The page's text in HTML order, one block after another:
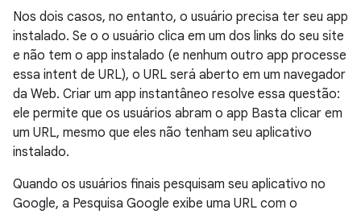
Nos dois casos, no entanto, o usuário precisa ter seu app
instalado. Se o o usuário clica em um dos links do seu site
e não tem o app instalado (e nenhum outro app processe
essa intent de URL), o URL será aberto em um navegador
da Web. Criar um app instantâneo resolve essa questão:
ele permite que os usuários abram o app Basta clicar em
um URL, mesmo que eles não tenham seu aplicativo
instalado.
Quando os usuários finais pesquisam seu aplicativo no
Google, a Pesquisa Google exibe uma URL com o